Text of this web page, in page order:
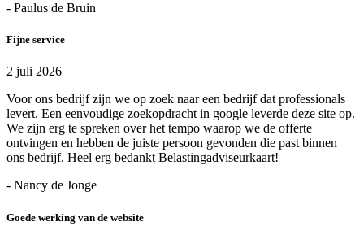
- Paulus de Bruin
Fijne service
2 juli 2026
Voor ons bedrijf zijn we op zoek naar een bedrijf dat professionals
levert. Een eenvoudige zoekopdracht in google leverde deze site op.
We zijn erg te spreken over het tempo waarop we de offerte
ontvingen en hebben de juiste persoon gevonden die past binnen
ons bedrijf. Heel erg bedankt Belastingadviseurkaart!
- Nancy de Jonge
Goede werking van de website